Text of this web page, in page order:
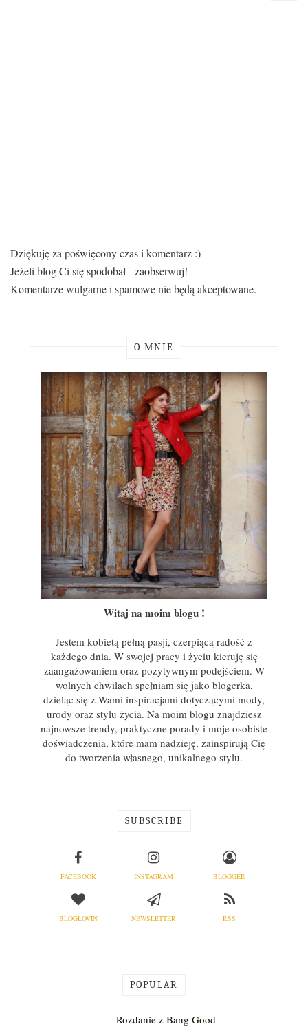
Dziękuję za poświęcony czas i komentarz :)
Jeżeli blog Ci się spodobał - zaobserwuj!
Komentarze wulgarne i spamowe nie będą akceptowane.
O MNIE
Witaj na moim blogu !
Jestem kobietą pełną pasji, czerpiącą radość z
każdego dnia. W swojej pracy i życiu kieruję się
zaangażowaniem oraz pozytywnym podejściem. W
wolnych chwilach spełniam się jako blogerka,
dzieląc się z Wami inspiracjami dotyczącymi mody,
urody oraz stylu życia. Na moim blogu znajdziesz
najnowsze trendy, praktyczne porady i moje osobiste
doświadczenia, które mam nadzieję, zainspirują Cię
do tworzenia własnego, unikalnego stylu.
SUBSCRIBE
FACEBOOK INSTAGRAM BLOGGER
BLOGLOVIN NEWSLETTER RSS
POPULAR
Rozdanie z Bang Good